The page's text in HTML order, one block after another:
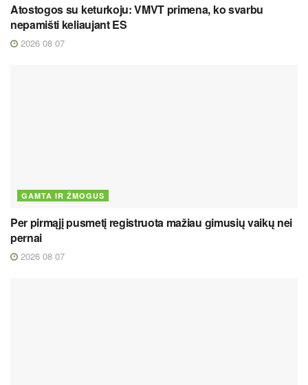
Atostogos su keturkoju: VMVT primena, ko svarbu
nepamišti keliaujant ES
2026 08 07
GAMTA IR ŽMOGUS
Per pirmąjį pusmetį registruota mažiau gimusių vaikų nei
pernai
2026 08 07